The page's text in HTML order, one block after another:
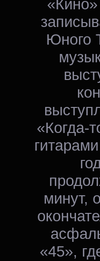
Юного
«Когда-
минут,
«45»,